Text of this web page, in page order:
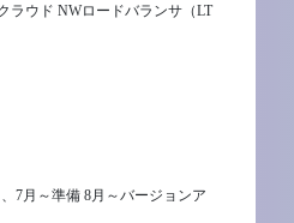
ラウド NWロードバランサ（LT
7月～準備 8月～バージョンア